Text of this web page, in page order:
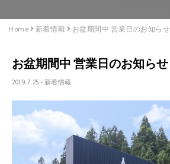
Home 新着情報 お盆期間中 営業日のお知らせ
お盆期間中 営業日のお知らせ
2019.7.25 - 新着情報